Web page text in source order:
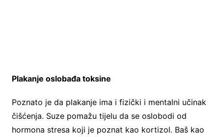
Plakanje oslobađa toksine
Poznato je da plakanje ima i fizički i mentalni učinak
čišćenja. Suze pomažu tijelu da se oslobodi od
hormona stresa koji je poznat kao kortizol. Baš kao